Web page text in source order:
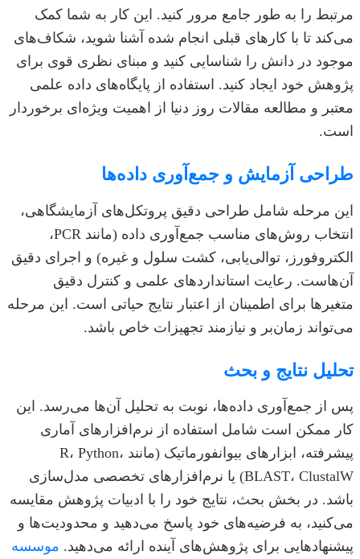
مرتبط را به طور جامع مرور کنید. این کار به شما کمک
می‌کند تا با کارهای قبلی انجام شده آشنا شوید، شکاف‌های
موجود در دانش را شناسایی کنید و مبنای نظری قوی برای
پژوهش خود ایجاد کنید. استفاده از پایگاه‌های داده علمی
معتبر و مطالعه مقالات روز دنیا از اهمیت ویژه‌ای برخوردار
است.
طراحی آزمایش و جمع‌آوری داده‌ها
این مرحله شامل طراحی دقیق پروتکل‌های آزمایشگاهی،
انتخاب روش‌های مناسب جمع‌آوری داده (مانند PCR،
الکتروفورز، توالی‌یابی، کشت سلول و غیره) و اجرای دقیق
آن‌هاست. رعایت استانداردهای علمی و کنترل دقیق
متغیرها برای اطمینان از اعتبار نتایج حیاتی است. این مرحله
می‌تواند زمان‌بر و نیازمند تجهیزات خاص باشد.
تحلیل نتایج و بحث
پس از جمع‌آوری داده‌ها، نوبت به تحلیل آن‌ها می‌رسد. این
کار ممکن است شامل استفاده از نرم‌افزارهای آماری
پیشرفته، ابزارهای بیوانفورماتیک (مانند R، Python،
BLAST، ClustalW) یا نرم‌افزارهای تخصصی مدل‌سازی
باشد. در بخش بحث، نتایج خود را با ادبیات پژوهش مقایسه
می‌کنید، به فرضیه‌های خود پاسخ می‌دهید و محدودیت‌ها و
پیشنهادهایی برای پژوهش‌های آینده ارائه می‌دهید. موسسه